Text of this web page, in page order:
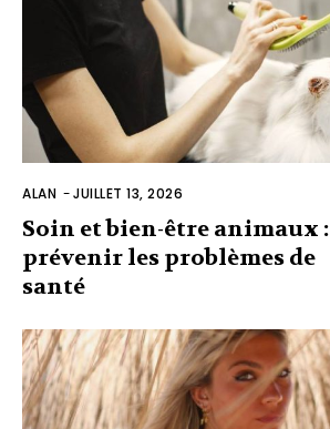
ALAN -JUILLET 13, 2026
Soin et bien-être animaux :
prévenir les problèmes de
santé